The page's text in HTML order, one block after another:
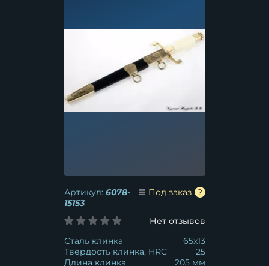
Артикул: 6078-
15153
Под заказ
Нет отзывов
Сталь клинка
65x13
Твёрдость клинка, HRC
25
Длина клинка
205 мм